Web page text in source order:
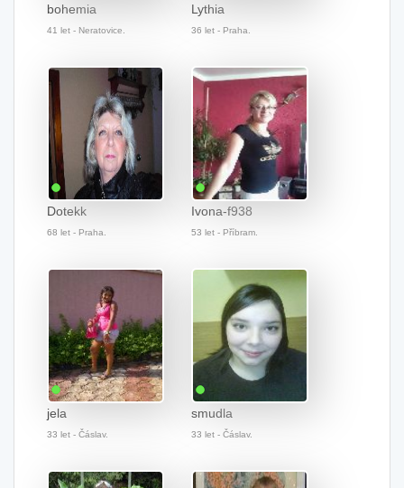
bohemia
41 let - Neratovice.
Lythia
36 let - Praha.
Dotekk
68 let - Praha.
Ivona-f938
53 let - Příbram.
jela
33 let - Čáslav.
smudla
33 let - Čáslav.